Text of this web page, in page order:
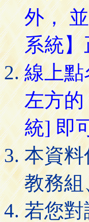
外，
系統
線上
左方
統] 即
本資
教務
若您